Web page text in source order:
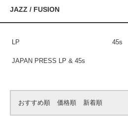
JAZZ / FUSION
LP 45s
JAPAN PRESS LP & 45s
おすすめ順 価格順 新着順